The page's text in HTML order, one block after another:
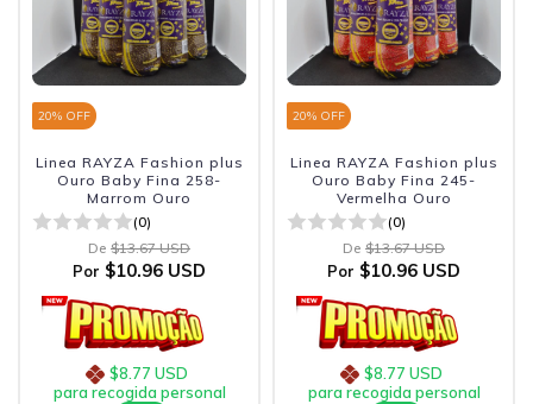
20% OFF
Linea RAYZA Fashion plus
Ouro Baby Fina 258-
Marrom Ouro
(0)
De $13.67 USD
Por $10.96 USD
$8.77 USD
para recogida personal
20% OFF
Linea RAYZA Fashion plus
Ouro Baby Fina 245-
Vermelha Ouro
(0)
De $13.67 USD
Por $10.96 USD
$8.77 USD
para recogida personal